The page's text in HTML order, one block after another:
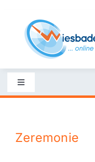
content
Toggle
Navigation
Nachrichten
Zeremonie